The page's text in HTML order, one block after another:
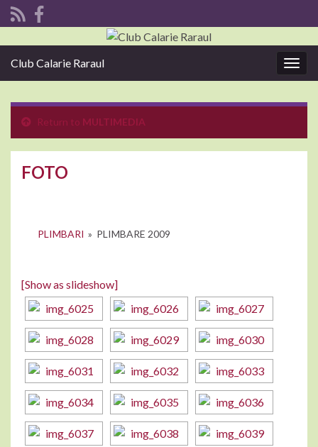
Club Calarie Raraul
Return to MULTIMEDIA
FOTO
PLIMBARI » PLIMBARE 2009
[Show as slideshow]